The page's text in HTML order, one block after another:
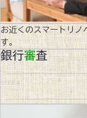
お近くのスマートリノ
す。
銀行審査
STEP.4